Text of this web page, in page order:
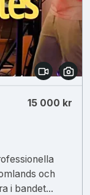
15 000 kr
och
i bandet...